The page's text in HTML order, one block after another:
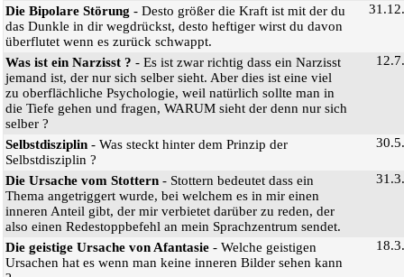
Die Bipolare Störung - Desto größer die Kraft ist mit der du
das Dunkle in dir wegdrückst, desto heftiger wirst du davon
überflutet wenn es zurück schwappt.
Was ist ein Narzisst ? - Es ist zwar richtig dass ein Narzisst
jemand ist, der nur sich selber sieht. Aber dies ist eine viel
zu oberflächliche Psychologie, weil natürlich sollte man in
die Tiefe gehen und fragen, WARUM sieht der denn nur sich
selber ?
Selbstdisziplin - Was steckt hinter dem Prinzip der
Selbstdisziplin ?
Die Ursache vom Stottern - Stottern bedeutet dass ein
Thema angetriggert wurde, bei welchem es in mir einen
inneren Anteil gibt, der mir verbietet darüber zu reden, der
also einen Redestoppbefehl an mein Sprachzentrum sendet.
Die geistige Ursache von Afantasie - Welche geistigen
Ursachen hat es wenn man keine inneren Bilder sehen kann